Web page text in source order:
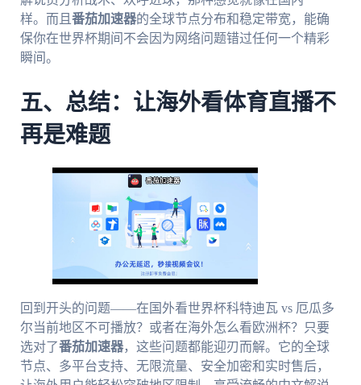
样。而且 番茄加速器的全球节点分布和稳定带宽，能确
保你在世界杯期间不会因为网络问题错过任何一个精彩
瞬间。
五、总结：让海外看体育直播不
再是难题
回到开头的问题——在国外看世界杯科特迪瓦 vs 厄瓜多
尔当前地区不可播放？或者在海外怎么看欧洲杯？只要
选对了番茄加速器，这些问题都能迎刃而解。它的全球
节点、多平台支持、无限流量、安全加密和实时售后，